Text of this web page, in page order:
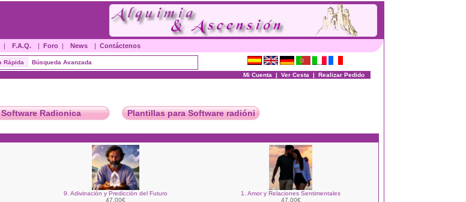
| F.A.Q. | Foro| News | Contáctenos
Búsqueda Avanzada
Mi Cuenta | Ver Cesta | Realizar Pedido
Software Radionica Plantillas para Software radióni
9. Adivinación y Predicción del Futuro
47.00€
1. Amor y Relaciones Sentimentales
47.00€